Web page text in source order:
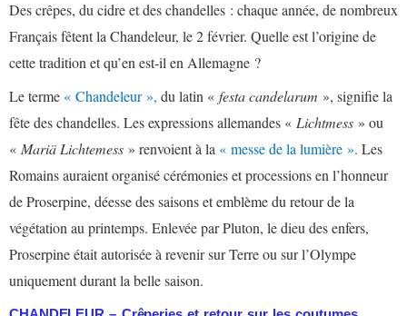
Des crêpes, du cidre et des chandelles : chaque année, de nombreux
Français fêtent la Chandeleur, le 2 février. Quelle est l’origine de
cette tradition et qu’en est-il en Allemagne ?
Le terme « Chandeleur », du latin « festa candelarum », signifie la
fête des chandelles. Les expressions allemandes « Lichtmess » ou
« Mariä Lichtemess » renvoient à la « messe de la lumière ». Les
Romains auraient organisé cérémonies et processions en l’honneur
de Proserpine, déesse des saisons et emblème du retour de la
végétation au printemps. Enlevée par Pluton, le dieu des enfers,
Proserpine était autorisée à revenir sur Terre ou sur l’Olympe
uniquement durant la belle saison.